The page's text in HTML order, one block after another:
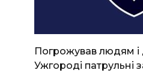
Погрожував людям
Ужгороді патрульні